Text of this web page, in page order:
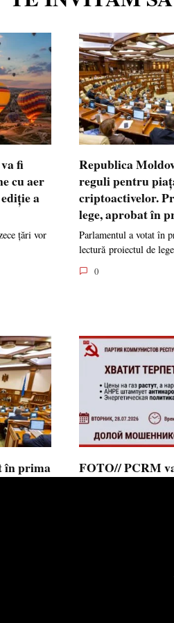
fi
cu aer
a
țări vor
Republica
reguli pentru
criptoactivelor.
lege, aprobat în
Parlamentul a votat în
lectură proiectul de
0
în prima
FOTO// PCRM
Partidul Comuniștilor